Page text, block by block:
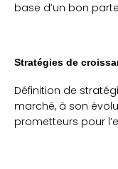
base d’un bon
Stratégies de
Définition de
marché, à son
prometteurs pour